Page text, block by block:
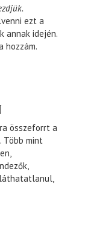
ezt a
annak idején.
hozzám.
összeforrt a
Több mint